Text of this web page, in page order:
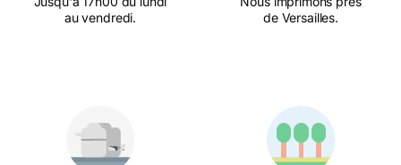
au vendredi.
de Versailles.